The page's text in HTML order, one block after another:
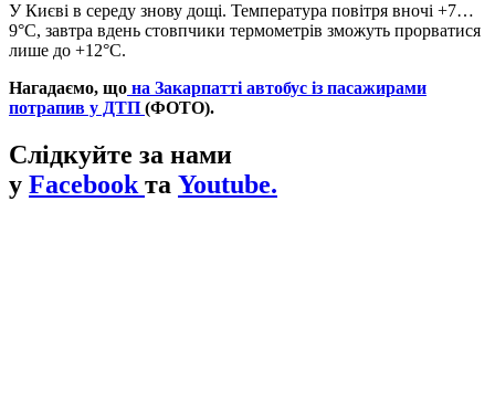
У Києві в середу знову дощі. Температура повітря вночі +7…
9°С, завтра вдень стовпчики термометрів зможуть прорватися
лише до +12°С.
Нагадаємо, що на Закарпатті автобус із пасажирами
потрапив у ДТП (ФОТО).
Слідкуйте за нами
у Facebook та Youtube.